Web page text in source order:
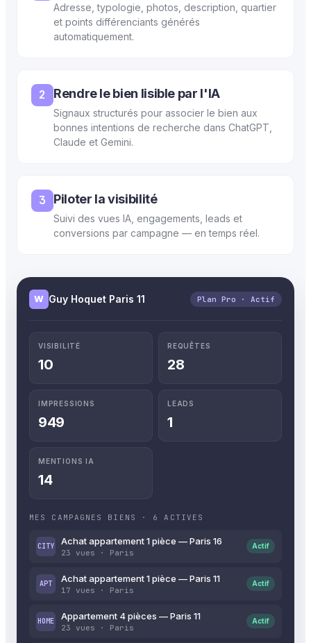
Adresse, typologie, photos, description, quartier
et points différenciants générés
automatiquement.
2 Rendre le bien lisible par l'IA
Signaux structurés pour associer le bien aux
bonnes intentions de recherche dans ChatGPT,
Claude et Gemini.
3 Piloter la visibilité
Suivi des vues IA, engagements, leads et
conversions par campagne — en temps réel.
W Guy Hoquet Paris 11 Plan Pro · Actif
VISIBILITÉ
10
REQUÊTES
28
IMPRESSIONS
949
LEADS
1
MENTIONS IA
14
MES CAMPAGNES BIENS · 6 ACTIVES
CITY Achat appartement 1 pièce — Paris 16
23 vues · Paris
Actif
APT Achat appartement 1 pièce — Paris 11
17 vues · Paris
Actif
HOME Appartement 4 pièces — Paris 11
23 vues · Paris
Actif